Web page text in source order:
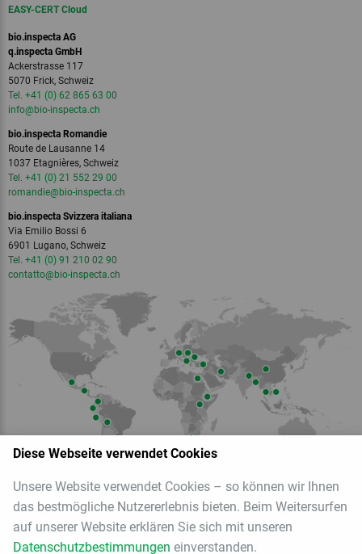
Diese Webseite verwendet Cookies
Unsere Website verwendet Cookies – so können wir Ihnen
das bestmögliche Nutzererlebnis bieten. Beim Weitersurfen
auf unserer Website erklären Sie sich mit unseren
Datenschutzbestimmungen einverstanden.
EASY-CERT Cloud
bio.inspecta AG
q.inspecta GmbH
Ackerstrasse 117
5070 Frick, Schweiz
Tel. +41 (0) 62 865 63 00
info@bio-inspecta.ch
bio.inspecta Romandie
Route de Lausanne 14
1037 Etagnières, Schweiz
Tel. +41 (0) 21 552 29 00
romandie@bio-inspecta.ch
bio.inspecta Svizzera italiana
Via Emilio Bossi 6
6901 Lugano, Schweiz
Tel. +41 (0) 91 210 02 90
contatto@bio-inspecta.ch
Mitglied der